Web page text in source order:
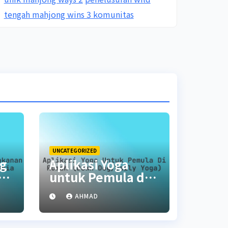
tengah mahjong wins 3 komunitas
UNCATEGORIZED
Aplikasi Yoga
untuk Pemula di
Rumah (Down
Dog/Daily Yoga)
AHMAD